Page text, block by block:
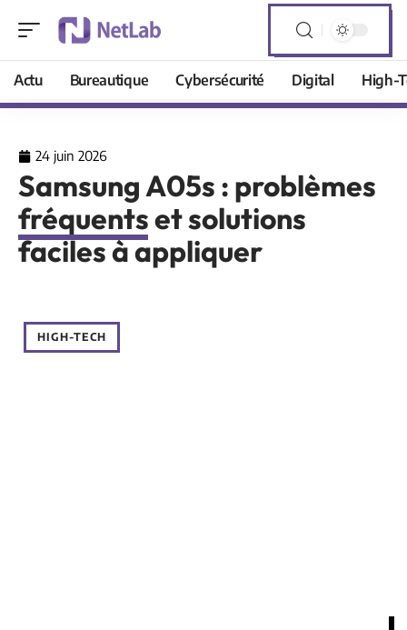
Actu Bureautique Cybersécurité Digital High-
24 juin 2026
Samsung A05s : problèmes
fréquents et solutions
faciles à appliquer
HIGH-TECH